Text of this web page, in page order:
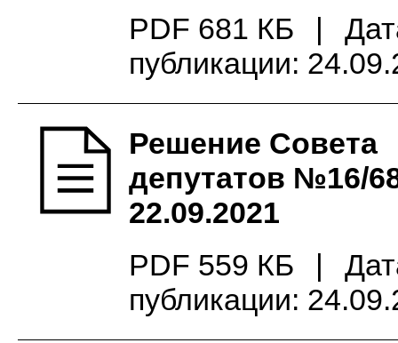
PDF 681 КБ
|
публикации:
Решение Совета
депутатов №16/
22.09.2021
PDF 559 КБ
|
публикации: